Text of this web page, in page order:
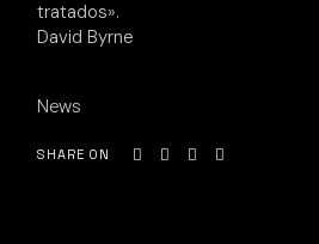
tratados».
David Byrne
News
SHARE ON